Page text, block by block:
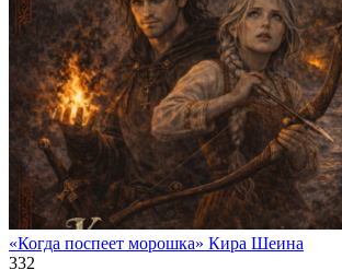
«Когда поспеет морошка» Кира Шеина
332